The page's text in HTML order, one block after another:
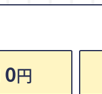
0円